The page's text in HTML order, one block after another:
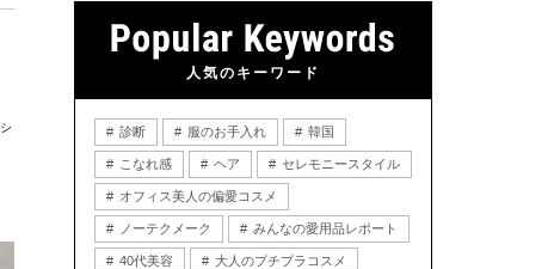
人気のキーワード
診断 服のお手入れ 韓国
こなれ感 ヘア セレモニースタイル
オフィス美人の偏愛コスメ
ノーテクメーク みんなの愛用品レポート
40代美容 大人のプチプラコスメ